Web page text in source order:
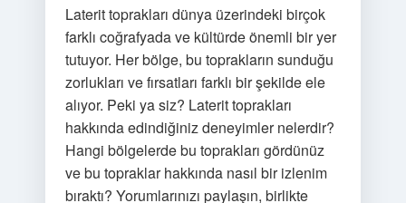
Laterit toprakları dünya üzerindeki birçok
farklı coğrafyada ve kültürde önemli bir yer
tutuyor. Her bölge, bu toprakların sunduğu
zorlukları ve fırsatları farklı bir şekilde ele
alıyor. Peki ya siz? Laterit toprakları
hakkında edindiğiniz deneyimler nelerdir?
Hangi bölgelerde bu toprakları gördünüz
ve bu topraklar hakkında nasıl bir izlenim
bıraktı? Yorumlarınızı paylaşın, birlikte